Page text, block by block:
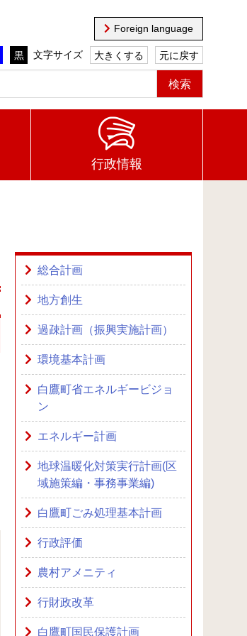
Foreign language
黒 文字サイズ 大きくする 元に戻す
行政情報
総合計画
地方創生
過疎計画（振興実施計画）
環境基本計画
白鷹町省エネルギービジョ
ン
エネルギー計画
地球温暖化対策実行計画(区
域施策編・事務事業編)
白鷹町ごみ処理基本計画
行政評価
農村アメニティ
行財政改革
白鷹町国民保護計画